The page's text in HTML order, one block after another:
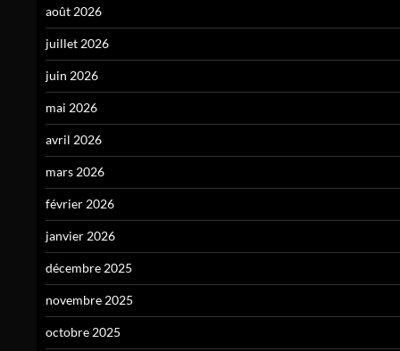
août 2026
juillet 2026
juin 2026
mai 2026
avril 2026
mars 2026
février 2026
janvier 2026
décembre 2025
novembre 2025
octobre 2025